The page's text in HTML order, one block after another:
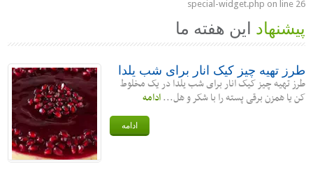
special-widget.php on line 26
پیشنهاد این هفته ما
طرز تهیه چیز کیک انار برای شب یلدا
طرز تهیه چیز کیک انار برای شب یلدا در یک مخلوط
کن یا همزن برقی پسته را با شکر و هل...ادامه
ادامه